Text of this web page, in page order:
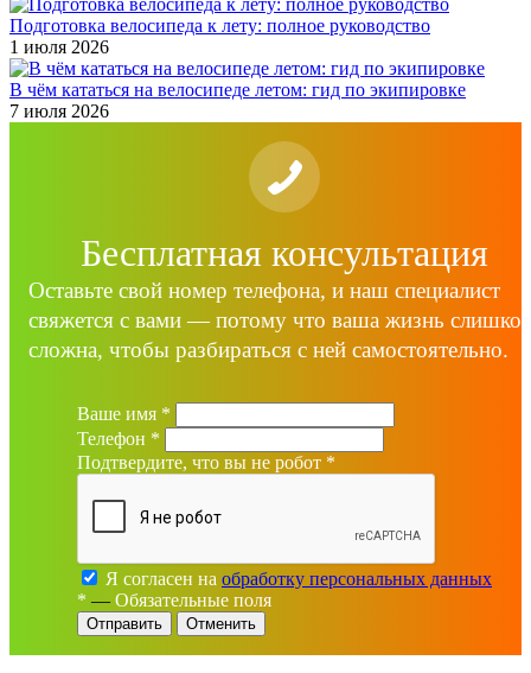
Подготовка велосипеда к лету: полное руководство
1 июля 2026
В чём кататься на велосипеде летом: гид по экипировке
7 июля 2026
Бесплатная консультация
Оставьте свой номер телефона, и наш специалист
свяжется с вами — потому что ваша жизнь
сложна, чтобы разбираться с ней самостоятельно.
Ваше имя *
Телефон *
Подтвердите, что вы не робот *
Я согласен на обработку персональных данных
* — Обязательные поля
Отменить